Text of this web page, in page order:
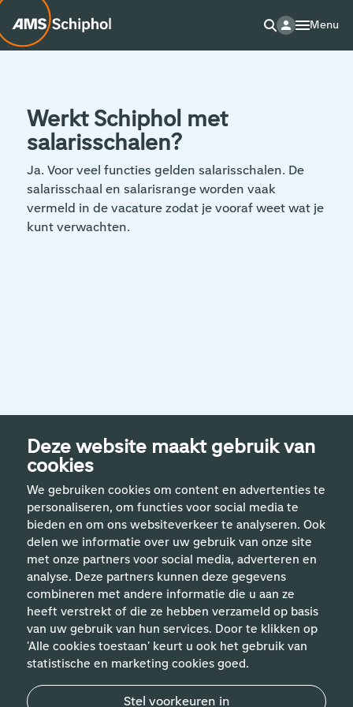
Deze website maakt gebruik van
cookies
We gebruiken cookies om content en advertenties te
personaliseren, om functies voor social media te
bieden en om ons websiteverkeer te analyseren. Ook
delen we informatie over uw gebruik van onze site
met onze partners voor social media, adverteren en
analyse. Deze partners kunnen deze gegevens
combineren met andere informatie die u aan ze
heeft verstrekt of die ze hebben verzameld op basis
van uw gebruik van hun services. Door te klikken op
'Alle cookies toestaan' keurt u ook het gebruik van
statistische en marketing cookies goed.
Stel voorkeuren in
Menu
Werkt Schiphol met
salarisschalen?
Ja. Voor veel functies gelden salarisschalen. De
salarisschaal en salarisrange worden vaak
vermeld in de vacature zodat je vooraf weet wat je
kunt verwachten.
Handige links
Vakgebieden
Contact